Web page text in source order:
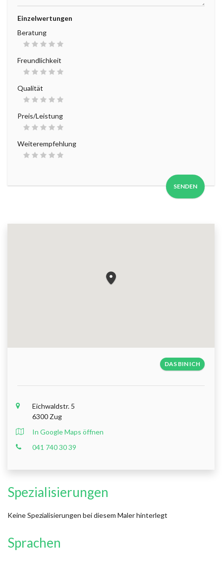
Einzelwertungen
Beratung
Freundlichkeit
Qualität
Preis/Leistung
Weiterempfehlung
SENDEN
DAS BIN ICH
Eichwaldstr. 5
6300 Zug
In Google Maps öffnen
041 740 30 39
Spezialisierungen
Keine Spezialisierungen bei diesem Maler hinterlegt
Sprachen